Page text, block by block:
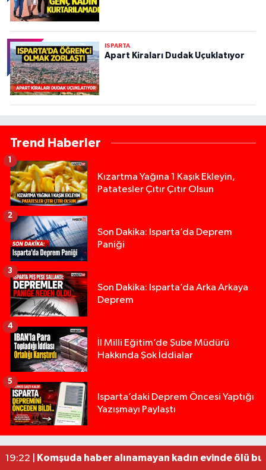
ISPARTA
Apart Kiraları Dudak Uçuklatıyor
Trend Haberler
Kızartma Yağına 1 Kaşık Ekleyin,
Patatesler Çıtır Çıtır Olsun
1
Son Dakika: Isparta’da Deprem
Paniği
2
Son Dakika: Isparta’da Arka Arkaya
Deprem
3
İl Milli Eğitim’de Şube Müdürü
Hakkında Şok İddialar
4
Isparta’daki Deprem Öncesi Yaptığı
Yazışmayı Paylaştı
5
13:00 |Yığılca'da kardeşler arasındaki silahlı kavgada
12:48 |Tur teknesi çalışanlarının birbirine girdiği kavga
02:26 |MOTOSİKLETLE ÇARPIŞAN OTOMOBİL GÜL
19:22 |
Komşuda haber alınamayan kadın evinde ölü